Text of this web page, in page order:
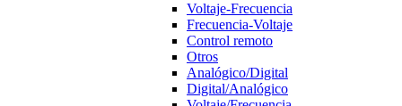
Voltaje-Frecuencia
Frecuencia-Voltaje
Control remoto
Otros
Analógico/Digital
Digital/Analógico